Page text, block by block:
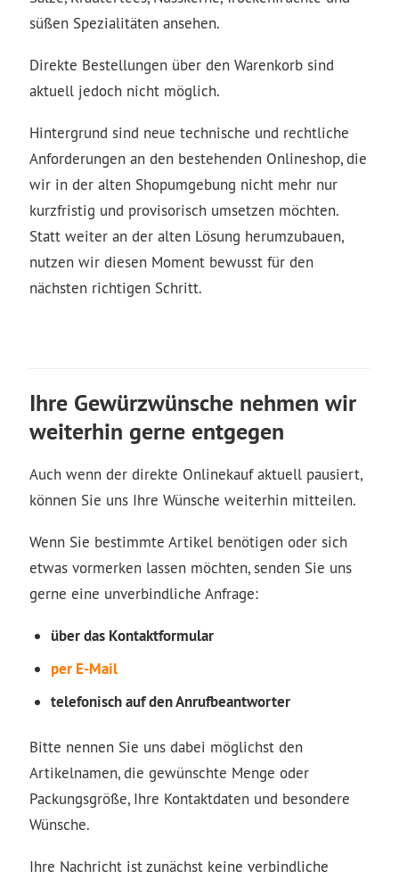
süßen Spezialitäten ansehen.
Direkte Bestellungen über den Warenkorb sind
aktuell jedoch nicht möglich.
Hintergrund sind neue technische und rechtliche
Anforderungen an den bestehenden Onlineshop, die
wir in der alten Shopumgebung nicht mehr nur
kurzfristig und provisorisch umsetzen möchten.
Statt weiter an der alten Lösung herumzubauen,
nutzen wir diesen Moment bewusst für den
nächsten richtigen Schritt.
Ihre Gewürzwünsche nehmen wir
weiterhin gerne entgegen
Auch wenn der direkte Onlinekauf aktuell pausiert,
können Sie uns Ihre Wünsche weiterhin mitteilen.
Wenn Sie bestimmte Artikel benötigen oder sich
etwas vormerken lassen möchten, senden Sie uns
gerne eine unverbindliche Anfrage:
über das Kontaktformular
per E-Mail
telefonisch auf den Anrufbeantworter
Bitte nennen Sie uns dabei möglichst den
Artikelnamen, die gewünschte Menge oder
Packungsgröße, Ihre Kontaktdaten und besondere
Wünsche.
Ihre Nachricht ist zunächst keine verbindliche